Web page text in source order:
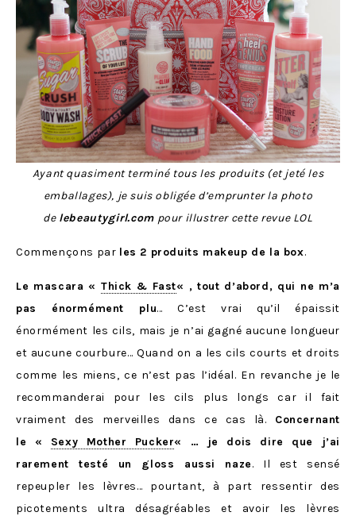
Ayant quasiment terminé tous les produits (et jeté les
emballages), je suis obligée d’emprunter la photo
de lebeautygirl.compour illustrer cette revue LOL
Commençons par les 2 produits makeup de la box.
Le mascara « Thick & Fast« , tout d’abord, qui ne m’a
pas énormément plu… C’est vrai qu’il épaissit
énormément les cils, mais je n’ai gagné aucune longueur
et aucune courbure… Quand on a les cils courts et droits
comme les miens, ce n’est pas l’idéal. En revanche je le
recommanderai pour les cils plus longs car il fait
vraiment des merveilles dans ce cas là. Concernant
le « Sexy Mother Pucker« … je dois dire que j’ai
rarement testé un gloss aussi naze. Il est sensé
repeupler les lèvres… pourtant, à part ressentir des
picotements ultra désagréables et avoir les lèvres